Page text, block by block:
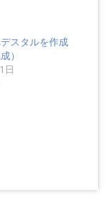
スタルを作成
）
日